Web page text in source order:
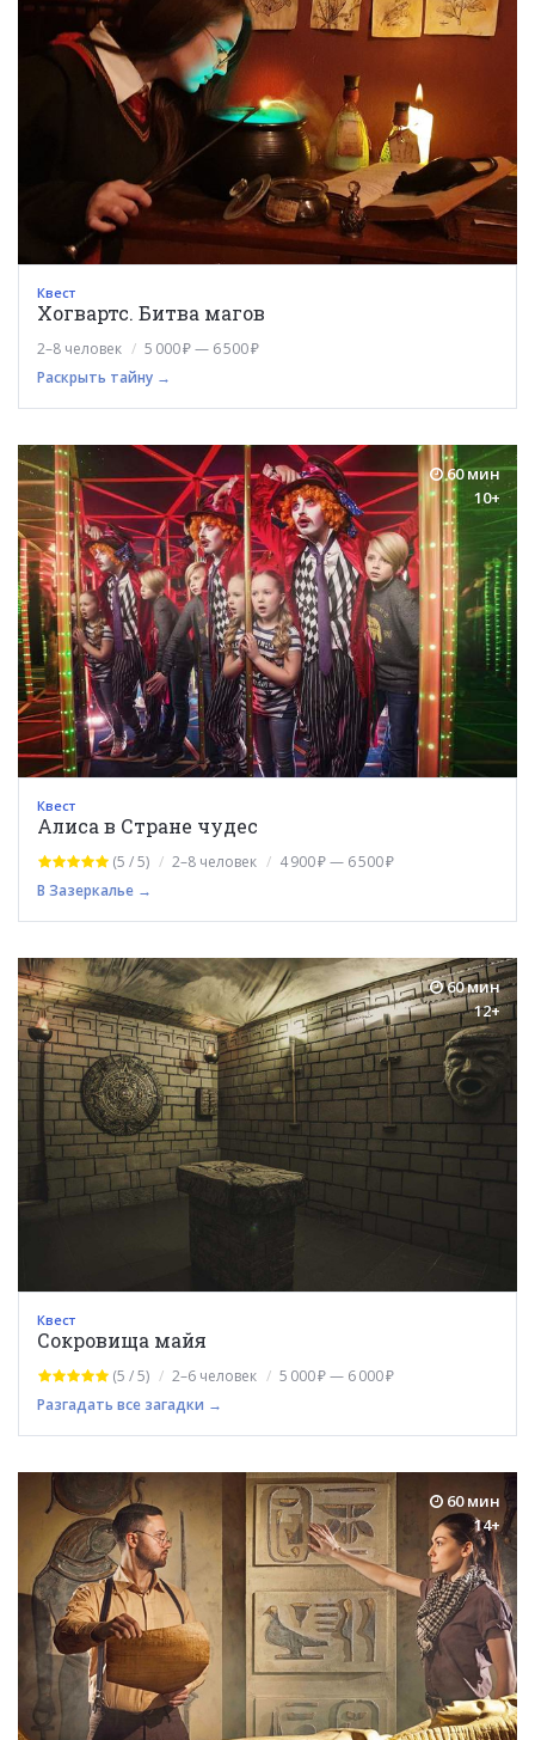
Квест
Хогвартс. Битва магов
2–8 человек
5 000 ₽ — 6 500 ₽
Раскрыть тайну →
60 мин
10+
Квест
Алиса в Стране чудес
(5 / 5) 2–8 человек
4 900 ₽ — 6 500 ₽
В Зазеркалье →
60 мин
12+
Квест
Сокровища майя
(5 / 5) 2–6 человек
5 000 ₽ — 6 000 ₽
Разгадать все загадки →
60 мин
14+